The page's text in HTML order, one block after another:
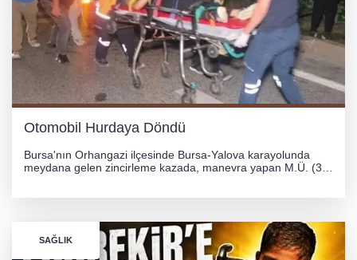
Otomobil Hurdaya Döndü
Bursa'nın Orhangazi ilçesinde Bursa-Yalova karayolunda
meydana gelen zincirleme kazada, manevra yapan M.Ü. (35)
SAĞLIK